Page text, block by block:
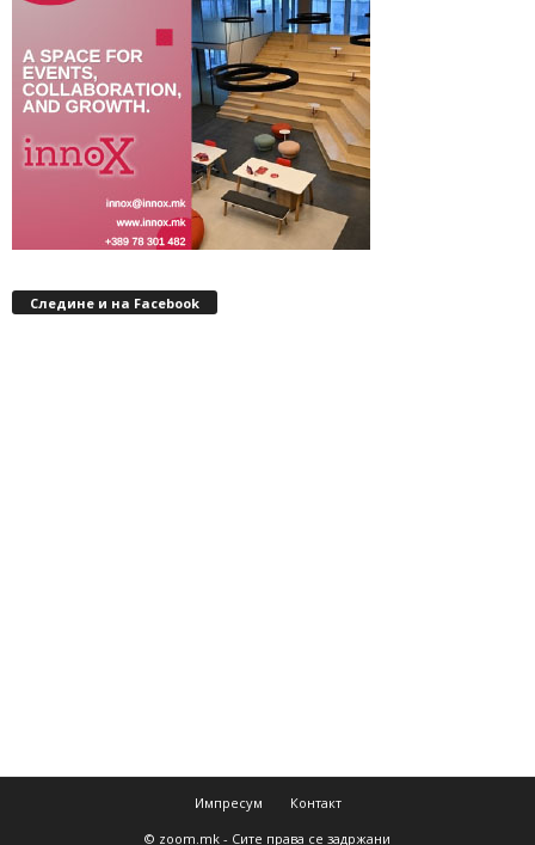
Следине и на Facebook
Импресум
Контакт
© zoom.mk - Сите права се задржани